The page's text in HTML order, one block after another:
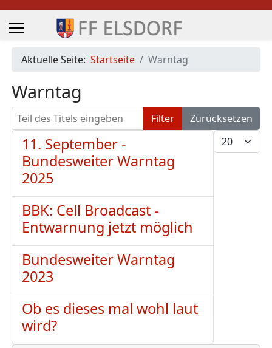
Aktuelle Seite: Startseite Warntag
Warntag
Teil des Titels eingeben Filter
Zurücksetzen
Anzeige #
11. September -
Bundesweiter Warntag
2025
BBK: Cell Broadcast -
Entwarnung jetzt möglich
Bundesweiter Warntag
2023
Ob es dieses mal wohl laut
wird?